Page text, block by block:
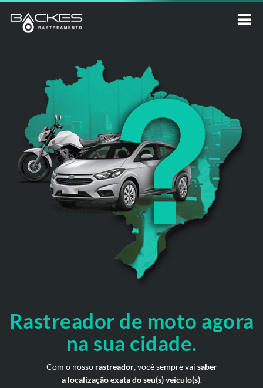
Rastreador de moto agora
na sua cidade.
Com o nosso rastreador, você sempre vai saber
a localização exata do seu(s) veículo(s).